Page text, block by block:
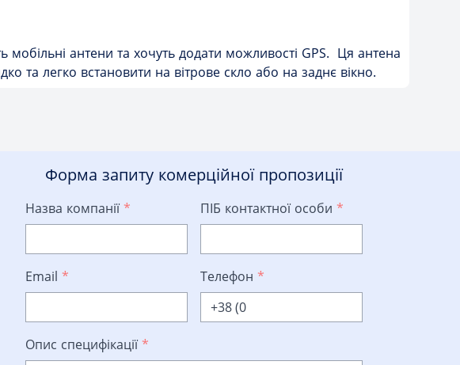
мобільні антени та хочуть додати можливості GPS. Ця антена
та легко встановити на вітрове скло або на заднє вікно.
Форма запиту комерційної пропозиції
Назва компанії * ПІБ контактної особи *
Email * Телефон *
Опис специфікації *